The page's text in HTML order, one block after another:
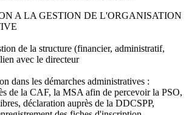
A LA GESTION DE L'ORGANISATION
de la structure (financier, administratif,
avec le directeur
dans les démarches administratives :
de la CAF, la MSA afin de percevoir la PSO,
déclaration auprès de la DDCSPP,